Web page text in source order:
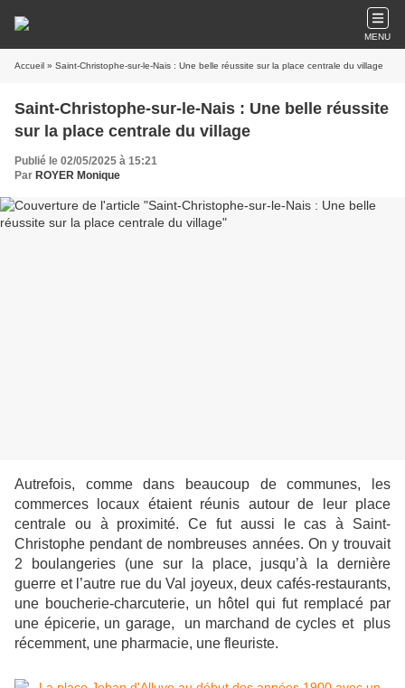
MENU
Accueil » Saint-Christophe-sur-le-Nais : Une belle réussite sur la place centrale du village
Saint-Christophe-sur-le-Nais : Une belle réussite
sur la place centrale du village
Publié le 02/05/2025 à 15:21
Par ROYER Monique
Autrefois, comme dans beaucoup de communes, les
commerces locaux étaient réunis autour de leur place
centrale ou à proximité. Ce fut aussi le cas à Saint-
Christophe pendant de nombreuses années. On y trouvait
2 boulangeries (une sur la place, jusqu’à la dernière
guerre et l’autre rue du Val joyeux, deux cafés-restaurants,
une boucherie-charcuterie, un hôtel qui fut remplacé par
une épicerie, un garage, un marchand de cycles et plus
récemment, une pharmacie, une fleuriste.